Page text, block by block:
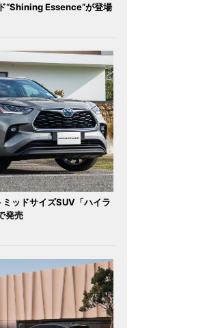
“Shining Essence”が登場
ッドサイズSUV「ハイラ
発売